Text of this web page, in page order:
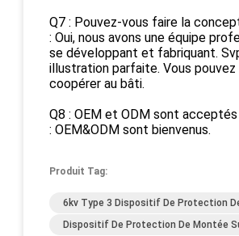
Q7 : Pouvez-vous faire la
: Oui, nous avons une équipe
se développant et fabriquant.
illustration parfaite. Vous
coopérer au bâti.
Q8 : OEM et ODM sont acceptés
: OEM&ODM sont bienvenus.
Produit Tag:
6kv Type 3 Dispositif De Protection
Dispositif De Protection De Montée